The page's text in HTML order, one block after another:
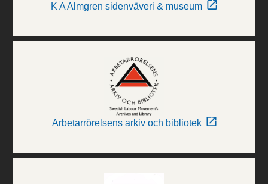
K A Almgren sidenväveri & museum
Arbetarrörelsens arkiv och bibliotek